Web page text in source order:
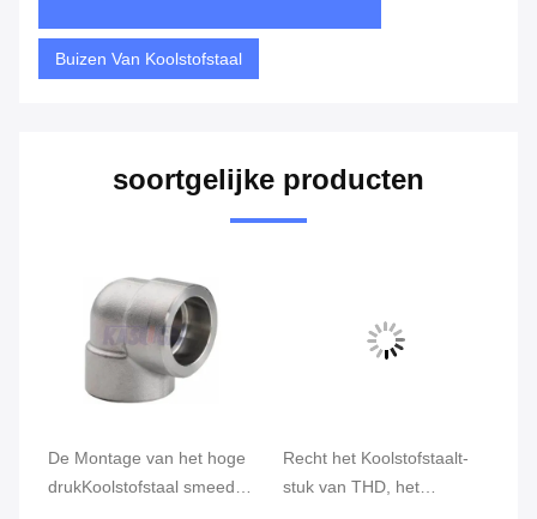
Buizen Van Koolstofstaal
soortgelijke producten
De Montage van het hoge
drukKoolstofstaal smeedde
Recht het Koolstofstaalt-
stuk van THD, het